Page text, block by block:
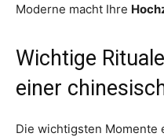
Moderne macht Ihre
Wichtige
einer
Die wichtigsten Momente